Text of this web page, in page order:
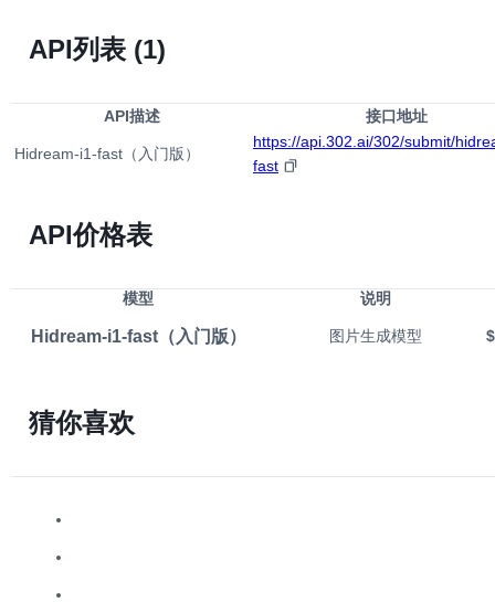
API列表 (1)
API描述 接口地址
Hidream-i1-fast（入门版）
https://api.302.ai/302/submit/
fast
API价格表
模型 说明
Hidream-i1-fast（入门版） 图片生成模型
猜你喜欢